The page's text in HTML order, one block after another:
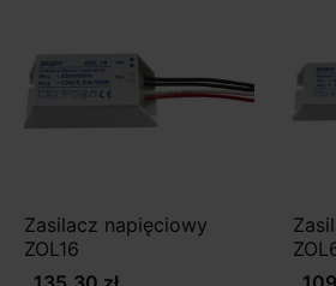
Zasilacz napięciowy
ZOL16